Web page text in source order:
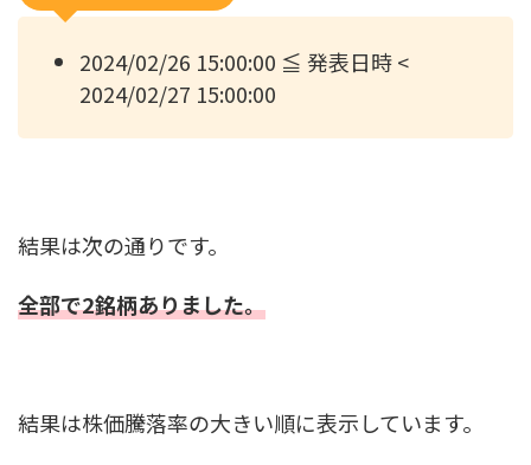
2024/02/26 15:00:00 ≦ 発表日時 <
2024/02/27 15:00:00
結果は次の通りです。
全部で2銘柄ありました。
結果は株価騰落率の大きい順に表示しています。